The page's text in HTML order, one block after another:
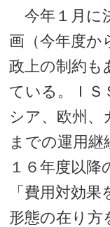
今年１月に
画（今年度か
政上の制約も
ている。ＩＳ
シア、欧州、
までの運用
１６年度以降
「費用対効
形態の在り方